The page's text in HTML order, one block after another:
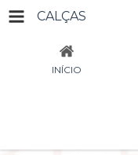
CALÇAS
INÍCIO